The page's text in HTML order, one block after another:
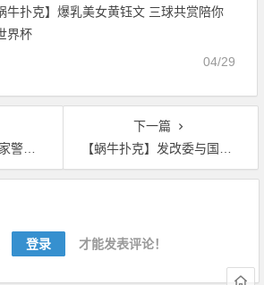
牛扑克】爆乳美女黄钰文 三球共赏陪你
界杯
04/29
同期的3倍
下一篇
【蜗牛扑克】发改委与国开行签署《支持数字经济发展开发性金融合作协议》
登录 才能发表评论！